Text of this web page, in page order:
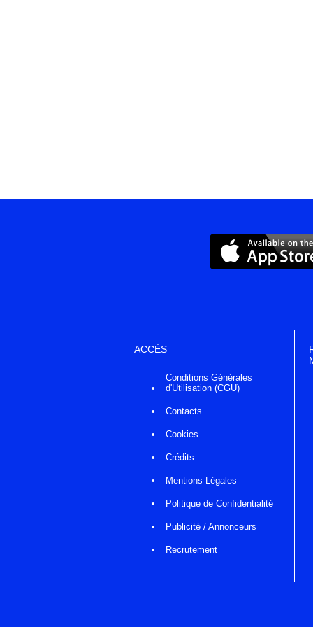
ACCÈS
Conditions Générales
d'Utilisation (CGU)
Contacts
Cookies
Crédits
Mentions Légales
Politique de Confidentialité
Publicité / Annonceurs
Recrutement